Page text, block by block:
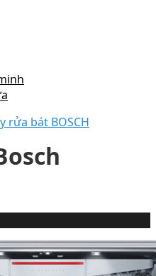
rửa bát BOSCH